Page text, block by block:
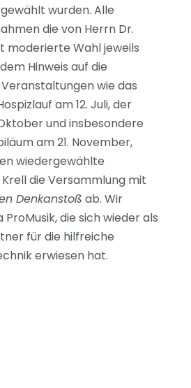
wurden. Alle
die von Herrn Dr.
moderierte Wahl jeweils
Hinweis auf die
wie das
am 12. Juli, der
und insbesondere
am 21. November,
wiedergewählte
die Versammlung mit
Denkanstoß ab. Wir
die sich wieder als
für die hilfreiche
erwiesen hat.